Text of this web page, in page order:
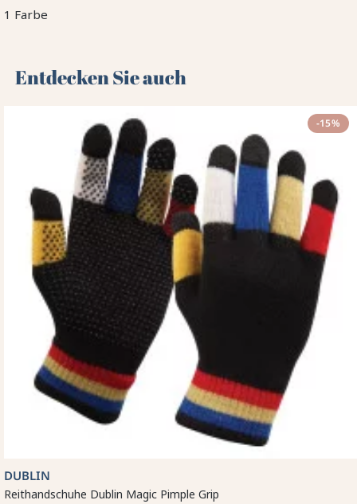
1 Farbe
Entdecken Sie auch 🌻
-15%
DUBLIN
Reithandschuhe Dublin Magic Pimple Grip